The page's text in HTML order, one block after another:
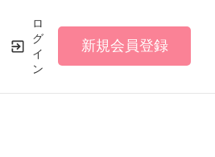
ロ
グ
イ
ン
新規会員登録